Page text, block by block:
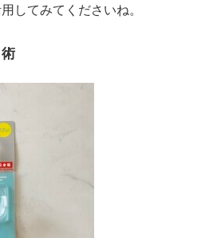
してみてくださいね。